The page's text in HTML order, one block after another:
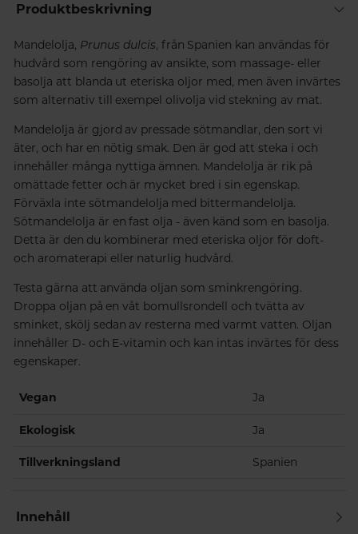
Produktbeskrivning
Mandelolja, Prunus dulcis, från Spanien kan användas för
hudvård som rengöring av ansikte, som massage- eller
basolja att blanda ut eteriska oljor med, men även invärtes
som alternativ till exempel olivolja vid stekning av mat.
Mandelolja är gjord av pressade sötmandlar, den sort vi
äter, och har en nötig smak. Den är god att steka i och
innehåller många nyttiga ämnen. Mandelolja är rik på
omättade fetter och är mycket bred i sin egenskap.
Förväxla inte sötmandelolja med bittermandelolja.
Sötmandelolja är en fast olja - även känd som en basolja.
Detta är den du kombinerar med eteriska oljor för doft-
och aromaterapi eller naturlig hudvård.
Testa gärna att använda oljan som sminkrengöring.
Droppa oljan på en våt bomullsrondell och tvätta av
sminket, skölj sedan av resterna med varmt vatten. Oljan
innehåller D- och E-vitamin och kan intas invärtes för dess
egenskaper.
Vegan Ja
Ekologisk Ja
Tillverkningsland Spanien
Innehåll